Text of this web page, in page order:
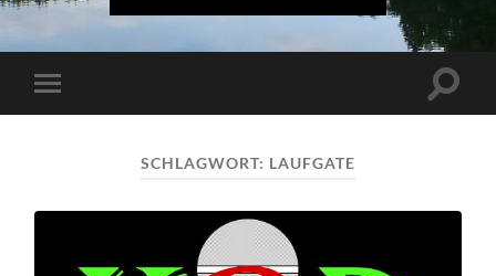
TJ.s
Mobile-
Menü
SCHLAGWORT: LAUFGATE